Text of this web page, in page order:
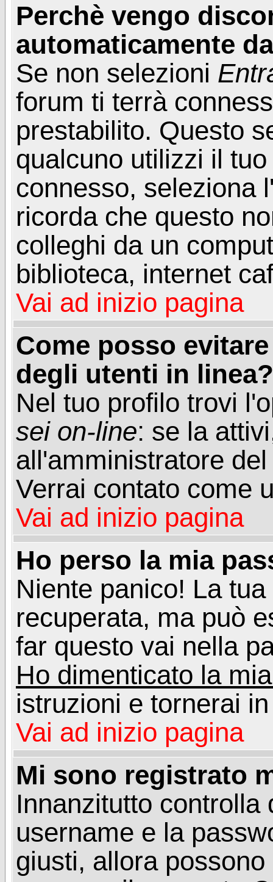
Perchè vengo
automaticamente
Se non selezioni
forum ti terrà
prestabilito. Questo
qualcuno utilizzi il
connesso, seleziona
ricorda che questo
colleghi da un
biblioteca, internet
Vai ad inizio pagina
Come posso
degli utenti in linea?
Nel tuo profilo trovi
sei on-line: se la
all'amministratore
Verrai contato come
Vai ad inizio pagina
Ho perso la mia
Niente panico! La
recuperata, ma può
far questo vai nella
Ho dimenticato la
istruzioni e tornerai
Vai ad inizio pagina
Mi sono registrato
Innanzitutto controlla
username e la
giusti, allora